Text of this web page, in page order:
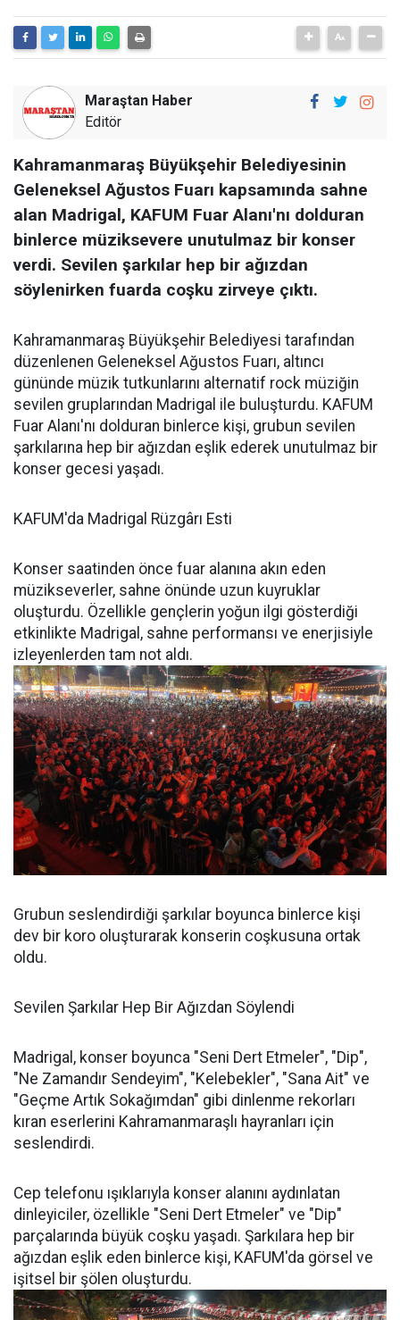
Maraştan Haber
Editör
Kahramanmaraş Büyükşehir Belediyesinin
Geleneksel Ağustos Fuarı kapsamında sahne
alan Madrigal, KAFUM Fuar Alanı'nı dolduran
binlerce müziksevere unutulmaz bir konser
verdi. Sevilen şarkılar hep bir ağızdan
söylenirken fuarda coşku zirveye çıktı.
Kahramanmaraş Büyükşehir Belediyesi tarafından
düzenlenen Geleneksel Ağustos Fuarı, altıncı
gününde müzik tutkunlarını alternatif rock müziğin
sevilen gruplarından Madrigal ile buluşturdu. KAFUM
Fuar Alanı'nı dolduran binlerce kişi, grubun sevilen
şarkılarına hep bir ağızdan eşlik ederek unutulmaz bir
konser gecesi yaşadı.
KAFUM'da Madrigal Rüzgârı Esti
Konser saatinden önce fuar alanına akın eden
müzikseverler, sahne önünde uzun kuyruklar
oluşturdu. Özellikle gençlerin yoğun ilgi gösterdiği
etkinlikte Madrigal, sahne performansı ve enerjisiyle
izleyenlerden tam not aldı.
Grubun seslendirdiği şarkılar boyunca binlerce kişi
dev bir koro oluşturarak konserin coşkusuna ortak
oldu.
Sevilen Şarkılar Hep Bir Ağızdan Söylendi
Madrigal, konser boyunca "Seni Dert Etmeler", "Dip",
"Ne Zamandır Sendeyim", "Kelebekler", "Sana Ait" ve
"Geçme Artık Sokağımdan" gibi dinlenme rekorları
kıran eserlerini Kahramanmaraşlı hayranları için
seslendirdi.
Cep telefonu ışıklarıyla konser alanını aydınlatan
dinleyiciler, özellikle "Seni Dert Etmeler" ve "Dip"
parçalarında büyük coşku yaşadı. Şarkılara hep bir
ağızdan eşlik eden binlerce kişi, KAFUM'da görsel ve
işitsel bir şölen oluşturdu.